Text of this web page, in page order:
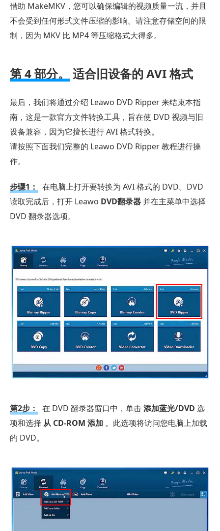
借助 MakeMKV，您可以确保编辑的视频质量一流，并且
不会受到任何形式文件压缩的影响。请注意存储空间的限
制，因为 MKV 比 MP4 等压缩格式大得多。
第 4 部分。 适合旧设备的 AVI 格式
最后，我们将通过介绍 Leawo DVD Ripper 来结束本指
南，这是一款官方文件转换工具，旨在使 DVD 视频与旧
设备兼容，因为它擅长进行 AVI 格式转换。
请按照下面我们完整的 Leawo DVD Ripper 教程进行操
作。
步骤1：
在电脑上打开要转换为 AVI 格式的 DVD。DVD
读取完成后，打开 Leawo DVD翻录器并在主菜单中选择
DVD 翻录器选项。
第2步： 在 DVD 翻录器窗口中，单击添加蓝光/DVD 选
项和选择 从 CD-ROM 添加 。此选项将访问您电脑上加载
的 DVD。